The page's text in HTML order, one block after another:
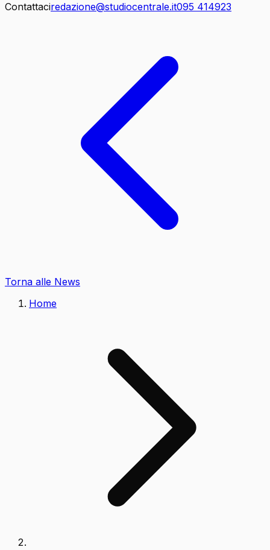
Contattaciredazione@studiocentrale.it095 414923
Torna alle News
Home